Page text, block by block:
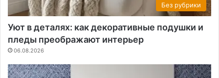
Без рубрики
Уют в деталях: как декоративные подушки и
пледы преображают интерьер
06.08.2026